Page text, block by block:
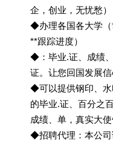
企，创业，无忧愁
◆办理各国各大学（
**跟踪进度）
◆：毕业.证、成绩
证。让您回国发展信
◆可以提供钢印、水
的毕业.证、百分之
成绩、单，真实大
◆招聘代理：本公司